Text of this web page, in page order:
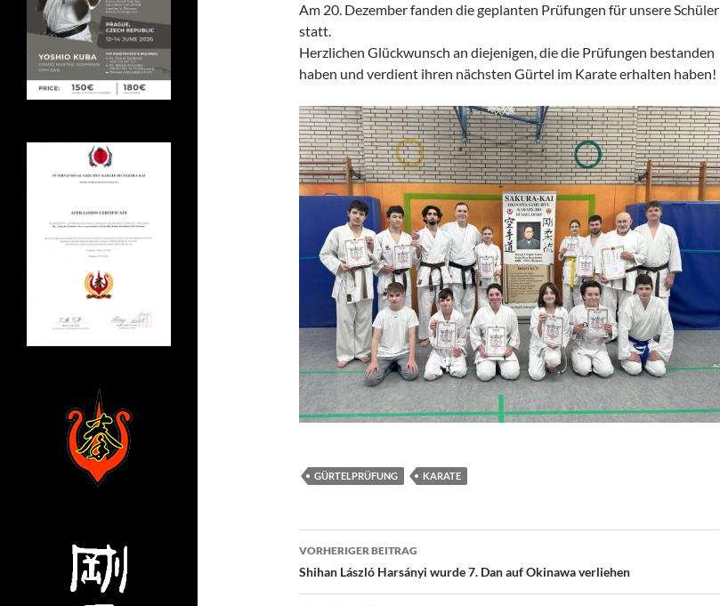
Am 20. Dezember fanden die geplanten Prüfungen für unsere Schüler
statt.
Herzlichen Glückwunsch an diejenigen, die die Prüfungen bestanden
haben und verdient ihren nächsten Gürtel im Karate erhalten haben!
GÜRTELPRÜFUNG KARATE
Beitragsnavigation
VORHERIGER BEITRAG
Shihan László Harsányi wurde 7. Dan auf Okinawa verliehen